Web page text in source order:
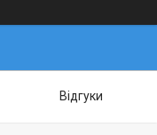
Відгуки